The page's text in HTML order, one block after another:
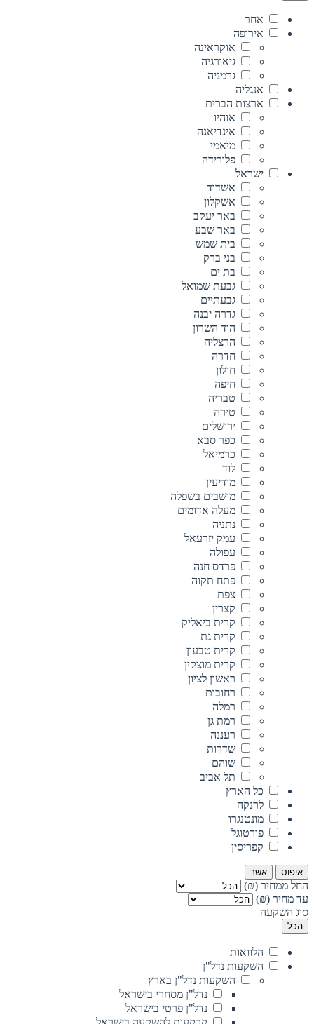
אחר
אירופה
אוקראינה
גיאורגיה
גרמניה
אנגליה
ארצות הברית
אוהיו
אינדיאנה
מיאמי
פלורידה
ישראל
אשדוד
אשקלון
באר יעקב
באר שבע
בית שמש
בני ברק
בת ים
גבעת שמואל
גבעתיים
גדרה יבנה
הוד השרון
הרצליה
חדרה
חולון
חיפה
טבריה
טירה
ירושלים
כפר סבא
כרמיאל
לוד
מודיעין
מושבים בשפלה
מעלה אדומים
נתניה
עמק יזרעאל
עפולה
פרדס חנה
פתח תקוה
צפת
קצרין
קרית ביאליק
קרית גת
קרית טבעון
קרית מוצקין
ראשון לציון
רחובות
רמלה
רמת גן
רעננה
שדרות
שוהם
תל אביב
כל הארץ
לרנקה
מונטנגרו
פורטוגל
קפריסין
איפוס אשר
החל ממחיר (₪)
עד מחיר (₪)
סוג השקעה
הכל
הלוואות
השקעות נדל"ן
השקעות נדל"ן בארץ
נדל"ן מסחרי בישראל
נדל"ן פרטי בישראל